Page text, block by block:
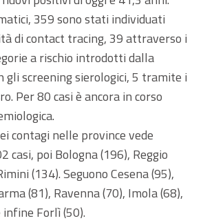
359 sono stati individuati
di contact tracing, 39 attraverso i
a rischio introdotti dalla
gli screening sierologici, 5 tramite i
Per 80 casi è ancora in corso
contagi nelle province vede
casi, poi Bologna (196), Reggio
(134). Seguono Cesena (95),
(81), Ravenna (70), Imola (68),
infine Forlì (50).